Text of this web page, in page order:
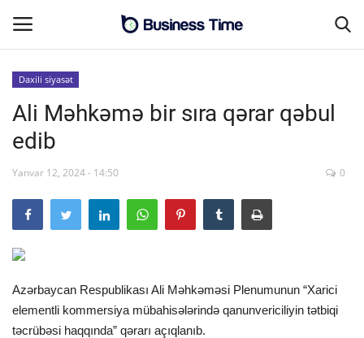
Əsas səhifə
MALİYYƏ-BİZNES
SƏNAYE-İNFRASTRUKTUR
ENERGETİKA
Daxili siyasət
Ali Məhkəmə bir sıra qərar qəbul
edib
Yanvar 12, 2024 - 14:50 0
Azərbaycan Respublikası Ali Məhkəməsi Plenumunun “Xarici
elementli kommersiya mübahisələrində qanunvericiliyin tətbiqi
təcrübəsi haqqında” qərarı açıqlanıb.